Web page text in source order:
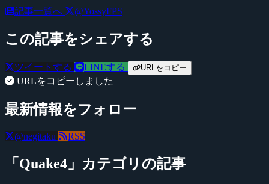
記事一覧へ @YossyFPS
この記事をシェアする
ツイートする LINEする URLをコピー
URLをコピーしました
最新情報をフォロー
@negitaku RSS
「Quake4」カテゴリの記事